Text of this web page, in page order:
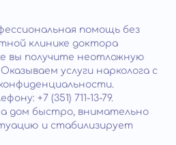
помощь без
клинике доктора
вы получите неотложную
услуги нарколога с
+7 (351) 711-13-79.
дом быстро, внимательно
и стабилизирует